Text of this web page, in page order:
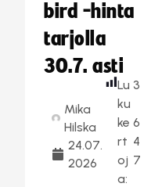
bird -hinta
tarjolla
30.7. asti
Mika
Hilska
24.07.
2026
Lu
ku
ke
rt
oj
a:
3
6
4
7